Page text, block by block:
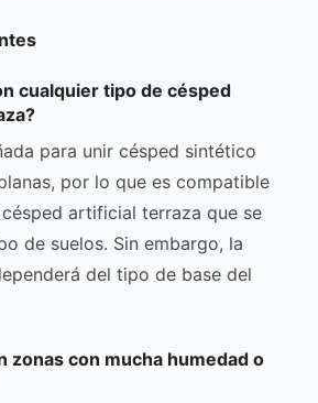
cualquier tipo de césped
para unir césped sintético
por lo que es compatible
artificial terraza que se
de suelos. Sin embargo, la
del tipo de base del
zonas con mucha humedad o